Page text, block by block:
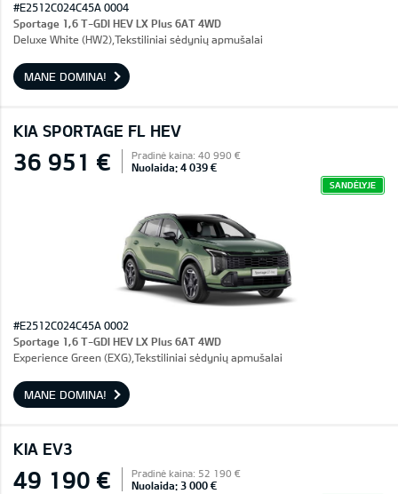
#E2512C024C45A 0004
Sportage 1,6 T-GDI HEV LX Plus 6AT 4WD
Deluxe White (HW2),Tekstiliniai sėdynių apmušalai
MANE DOMINA!
KIA SPORTAGE FL HEV
36 951 € Pradinė kaina: 40 990 €
Nuolaida: 4 039 €
SANDĖLYJE
#E2512C024C45A 0002
Sportage 1,6 T-GDI HEV LX Plus 6AT 4WD
Experience Green (EXG),Tekstiliniai sėdynių apmušalai
MANE DOMINA!
KIA EV3
49 190 € Pradinė kaina: 52 190 €
Nuolaida: 3 000 €